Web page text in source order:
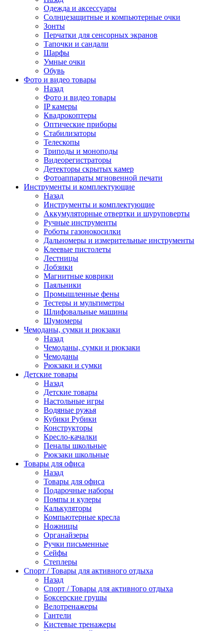
Одежда и аксессуары
Солнцезащитные и компьютерные очки
Зонты
Перчатки для сенсорных экранов
Тапочки и сандали
Шарфы
Умные очки
Обувь
Фото и видео товары
Назад
Фото и видео товары
IP камеры
Квадрокоптеры
Оптические приборы
Стабилизаторы
Телескопы
Триподы и моноподы
Видеорегистраторы
Детекторы скрытых камер
Фотоаппараты мгновенной печати
Инструменты и комплектующие
Назад
Инструменты и комплектующие
Аккумуляторные отвертки и шуруповерты
Ручные инструменты
Роботы газонокосилки
Дальномеры и измерительные инструменты
Клеевые пистолеты
Лестницы
Лобзики
Магнитные коврики
Паяльники
Промышленные фены
Тестеры и мультиметры
Шлифовальные машины
Шумомеры
Чемоданы, сумки и рюкзаки
Назад
Чемоданы, сумки и рюкзаки
Чемоданы
Рюкзаки и сумки
Детские товары
Назад
Детские товары
Настольные игры
Водяные ружья
Кубики Рубики
Конструкторы
Кресло-качалки
Пеналы школьные
Рюкзаки школьные
Товары для офиса
Назад
Товары для офиса
Подарочные наборы
Помпы и кулеры
Калькуляторы
Компьютерные кресла
Ножницы
Органайзеры
Ручки письменные
Сейфы
Степлеры
Спорт / Товары для активного отдыха
Назад
Спорт / Товары для активного отдыха
Боксерские грушы
Велотренажеры
Гантели
Кистевые тренажеры